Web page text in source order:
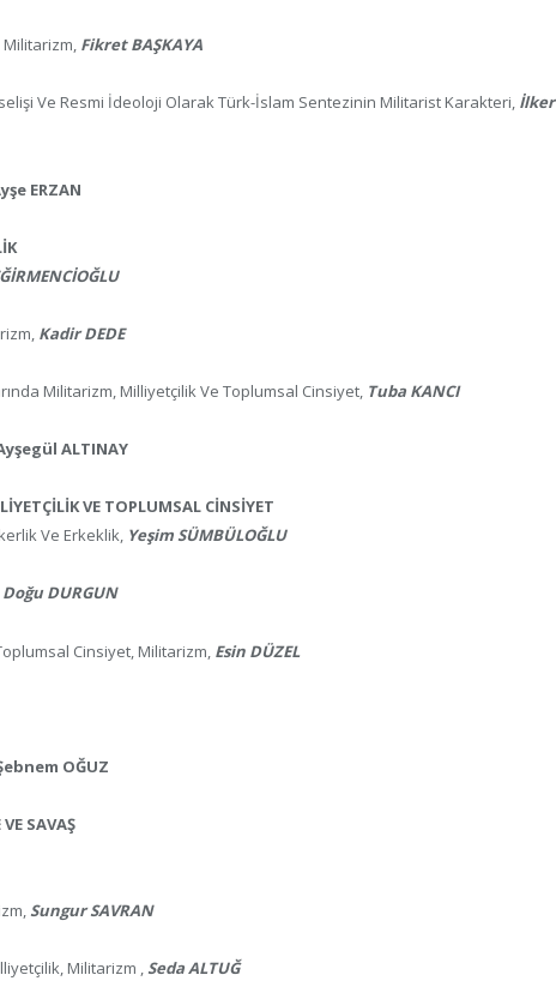
Militarizm, Fikret BAŞKAYA
Ve Resmi İdeoloji Olarak Türk-İslam Sentezinin Militarist Karakteri, İlker
ERZAN
Kadir DEDE
Militarizm, Milliyetçilik Ve Toplumsal Cinsiyet, Tuba KANCI
ALTINAY
VE TOPLUMSAL CİNSİYET
Ve Erkeklik, Yeşim SÜMBÜLOĞLU
Doğu DURGUN
Cinsiyet, Militarizm, Esin DÜZEL
OĞUZ
SAVAŞ
Sungur SAVRAN
Militarizm , Seda ALTUĞ